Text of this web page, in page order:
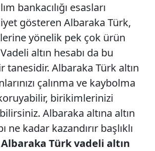
bankacılığı esasları
gösteren Albaraka Türk,
yönelik pek çok ürün
altın hesabı da bu
tanesidir. Albaraka Türk altın
çalınma ve kaybolma
birikimlerinizi
Albaraka altına altın
ne kadar kazandırır başlıklı
Albaraka Türk vadeli altın